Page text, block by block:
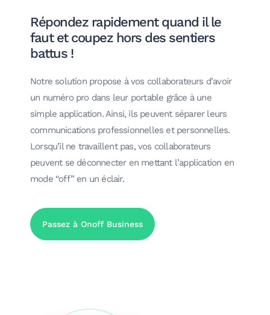
Répondez rapidement quand il le
faut et coupez hors des sentiers
battus !
Notre solution propose à vos collaborateurs d’avoir
un numéro pro dans leur portable grâce à une
simple application. Ainsi, ils peuvent séparer leurs
communications professionnelles et personnelles.
Lorsqu’il ne travaillent pas, vos collaborateurs
peuvent se déconnecter en mettant l’application en
mode “off” en un éclair.
Passez à Onoff Business